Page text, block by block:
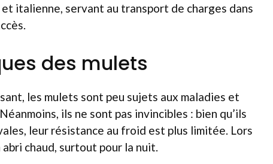
italienne, servant au transport de charges dans
des mulets
les mulets sont peu sujets aux maladies et
ils ne sont pas invincibles : bien qu’ils
leur résistance au froid est plus limitée. Lors
chaud, surtout pour la nuit.